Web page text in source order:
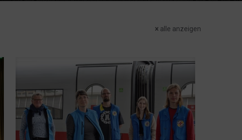
alle anzeigen